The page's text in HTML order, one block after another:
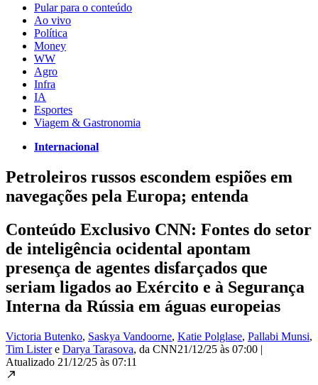
Pular para o conteúdo
Ao vivo
Política
Money
WW
Agro
Infra
IA
Esportes
Viagem & Gastronomia
Internacional
Petroleiros russos escondem espiões em
navegações pela Europa; entenda
Conteúdo Exclusivo CNN: Fontes do setor
de inteligência ocidental apontam
presença de agentes disfarçados que
seriam ligados ao Exército e à Segurança
Interna da Rússia em águas europeias
Victoria Butenko, Saskya Vandoorne, Katie Polglase, Pallabi Munsi,
Tim Listere Darya Tarasova, da CNN21/12/25 às 07:00 |
Atualizado 21/12/25 às 07:11